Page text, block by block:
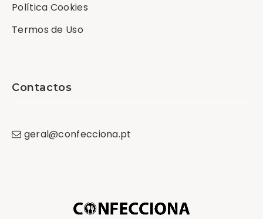
Política Cookies
Termos de Uso
Contactos
geral@confecciona.pt